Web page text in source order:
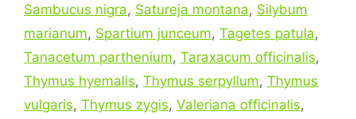
Sambucus nigra, Satureja montana, Silybum
marianum, Spartium junceum, Tagetes patula,
Tanacetum parthenium, Taraxacum officinalis,
Thymus hyemalis, Thymus serpyllum, Thymus
vulgaris, Thymus zygis, Valeriana officinalis,